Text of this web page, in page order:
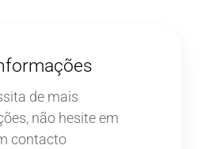
de mais
não hesite em
contacto